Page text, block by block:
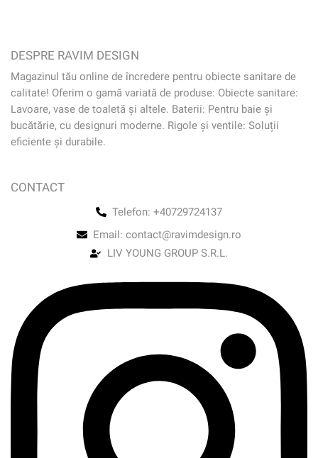
DESPRE RAVIM DESIGN
Magazinul tău online de încredere pentru obiecte sanitare de
calitate! Oferim o gamă variată de produse: Obiecte sanitare:
Lavoare, vase de toaletă și altele. Baterii: Pentru baie și
bucătărie, cu designuri moderne. Rigole și ventile: Soluții
eficiente și durabile.
CONTACT
Telefon: +40729724137
Email: contact@ravimdesign.ro
LIV YOUNG GROUP S.R.L.